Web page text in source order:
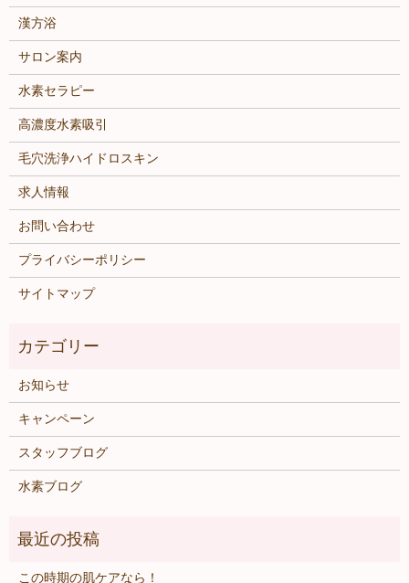
漢方浴
サロン案内
水素セラピー
高濃度水素吸引
毛穴洗浄ハイドロスキン
求人情報
お問い合わせ
プライバシーポリシー
サイトマップ
お知らせ
キャンペーン
スタッフブログ
水素ブログ
この時期の肌ケアなら！